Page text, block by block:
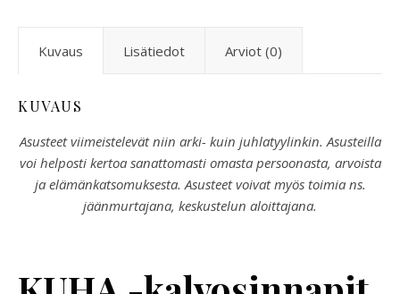
Kuvaus Lisätiedot Arviot (0)
KUVAUS
Asusteet viimeistelevät niin arki- kuin juhlatyylinkin. Asusteilla
voi helposti kertoa sanattomasti omasta persoonasta, arvoista
ja elämänkatsomuksesta. Asusteet voivat myös toimia ns.
jäänmurtajana, keskustelun aloittajana.